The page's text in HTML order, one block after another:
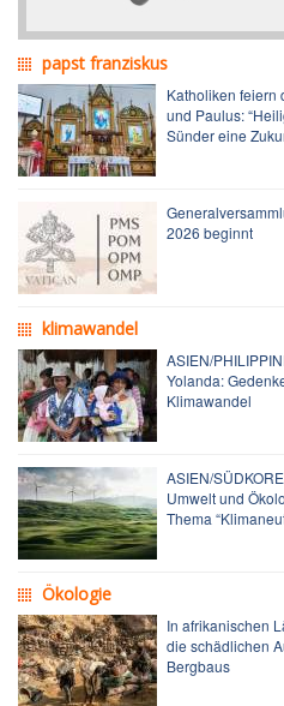
papst franziskus
Katholiken feiern
und Paulus:
Sünder eine
2026 beginnt
klimawandel
ASIEN/
Yolanda:
Klimawandel
ASIEN/
Umwelt und
Thema
Ökologie
In afrikanischen
die schädlichen
Bergbaus